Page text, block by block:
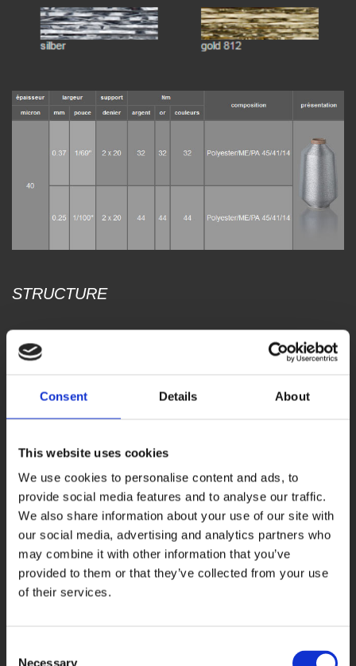
Consent Details About
This website uses cookies
We use cookies to personalise content and ads, to
provide social media features and to analyse our traffic.
We also share information about your use of our site with
our social media, advertising and analytics partners who
may combine it with other information that you’ve
provided to them or that they’ve collected from your use
of their services.
Necessary
STRUCTURE
Disponible en 40 µ d’épaisseur et en 0,25 ou
0,37 mm de largeur, argenté et doré. Autres
largeurs sur demande.
Composition :